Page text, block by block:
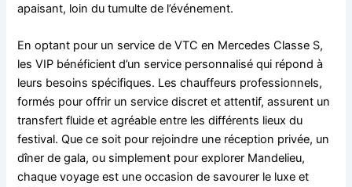
apaisant, loin du tumulte de l’événement.
En optant pour un service de VTC en Mercedes Classe S,
les VIP bénéficient d’un service personnalisé qui répond à
leurs besoins spécifiques. Les chauffeurs professionnels,
formés pour offrir un service discret et attentif, assurent un
transfert fluide et agréable entre les différents lieux du
festival. Que ce soit pour rejoindre une réception privée, un
dîner de gala, ou simplement pour explorer Mandelieu,
chaque voyage est une occasion de savourer le luxe et